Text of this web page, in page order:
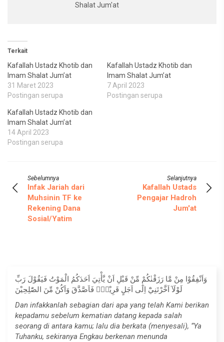
Shalat Jum'at
Terkait
Kafallah Ustadz Khotib dan
Imam Shalat Jum’at
31 Maret 2023
Postingan serupa
Kafallah Ustadz Khotib dan
Imam Shalat Jum’at
7 April 2023
Postingan serupa
Kafallah Ustadz Khotib dan
Imam Shalat Jum’at
14 April 2023
Postingan serupa
Sebelumnya
Infak Jariah dari
Muhsinin TF ke
Rekening Dana
Sosial/Yatim
Selanjutnya
Kafallah Ustads
Pengajar Hadroh
Jum'at
وَاَنْفِقُوْا مِنْ مَّا رَزَقْنٰكُمْ مِّنْ قَبْلِ اَنْ يَّأْتِيَ اَحَدَكُمُ الْمَوْتُ فَيَقُوْلَ رَبِّ
لَوْلَآ اَخَّرْتَنِيْٓ اِلٰٓى اَجَلٍ قَرِيْبٍۚ فَاَصَّدَّقَ وَاَكُنْ مِّنَ الصّٰلِحِيْنَ
Dan infakkanlah sebagian dari apa yang telah Kami berikan
kepadamu sebelum kematian datang kepada salah
seorang di antara kamu; lalu dia berkata (menyesali), “Ya
Tuhanku, sekiranya Engkau berkenan menunda